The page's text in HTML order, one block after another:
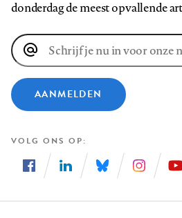
donderdag de meest opvallende
E-
mailadres
AANMELDEN
VOLG ONS OP
ons
ons
ons
ons